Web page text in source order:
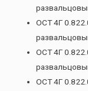
ОСТ 4Г
ОСТ 4Г
ОСТ 4Г